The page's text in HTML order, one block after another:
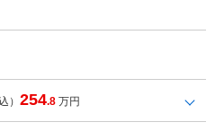
）254.8 万円